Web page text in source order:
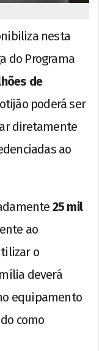
nesta
do Programa
de
poderá ser
diretamente
ao
25 mil
ao
o
deverá
equipamento
como